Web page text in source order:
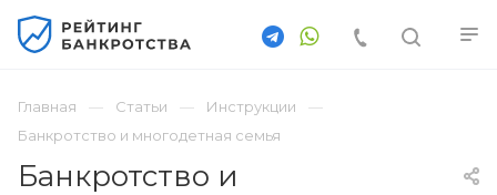
Главная Статьи
Инструкции
Банкротство и многодетная семья
Банкротство и